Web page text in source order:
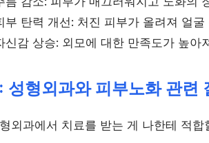
부 탄력 개선: 처진 피부가 올려져 얼
신감 상승: 외모에 대한 만족도가 높아
성형외과와 피부노화 관련
외과에서 치료를 받는 게 나한테 적합